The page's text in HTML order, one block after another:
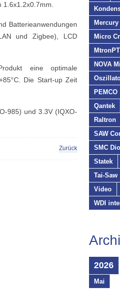
Batterieanwendungen
und Zigbee), LCD
eine optimale
Die Start-up Zeit
985) und 3.3V (IQXO-
Zurück
Mercury
Micro
MtronPTI
NOVA
PEMCO
Qantek
Raltron
SAW
SMC
Statek
Tai-Saw
Video
WDI
2026
Mai